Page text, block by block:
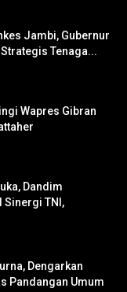
Jambi, Gubernur
Tenaga...
Wapres Gibran
Dandim
Sinergi TNI,
Dengarkan
Pandangan Umum